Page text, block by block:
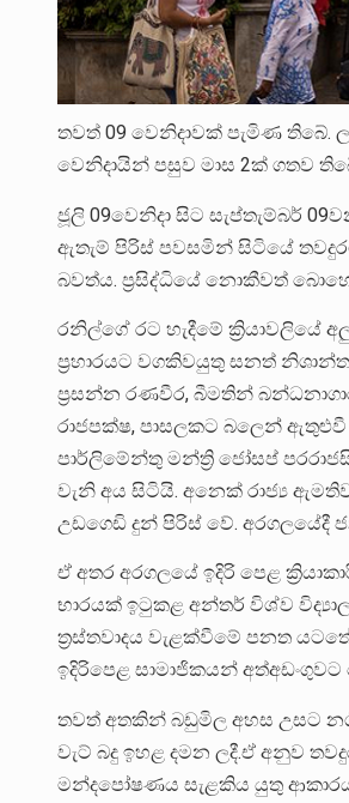
තවත් 09 වෙනිදාවක් පැමිණ තිබේ.
වෙනිදායින් පසුව මාස 2ක් ගතව
ජූලි 09වෙනිදා සිට සැප්තැම්බර්
ඇතැම් පිරිස් පවසමින් සිටියේ
බවත්ය. ප්‍රසිද්ධියේ නොකීවත්
රනිල්ගේ රට හැදීමේ ක්‍රියාවලියේ
ප්‍රහාරයට වගකිවයුතු සනත්
ප්‍රසන්න රණවීර, බීමතින්
රාජපක්ෂ, පාසලකට බලෙන්
පාර්ලිමේන්තු මන්ත්‍රි ජෝසප්
වැනි අය සිටියි. අනෙක් රාජ්‍ය
උඩගෙඩි දුන් පිරිස් වේ. අරගලයේදී
ඒ අතර අරගලයේ ඉදිරි පෙළ
භාරයක් ඉටුකළ අන්තර් විශ්ව
ත්‍රස්තවාදය වැළක්වීමේ පනත
ඉදිරිපෙළ සාමාජිකයන්
තවත් අතකින් බඩුමිල අහස උසට
වැට් බදු ඉහළ දමන ලදී.ඒ අනුව
මන්දපෝෂණය සැළකිය යුතු